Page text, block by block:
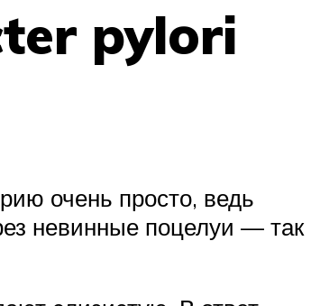
pylori
очень просто, ведь
невинные поцелуи — так